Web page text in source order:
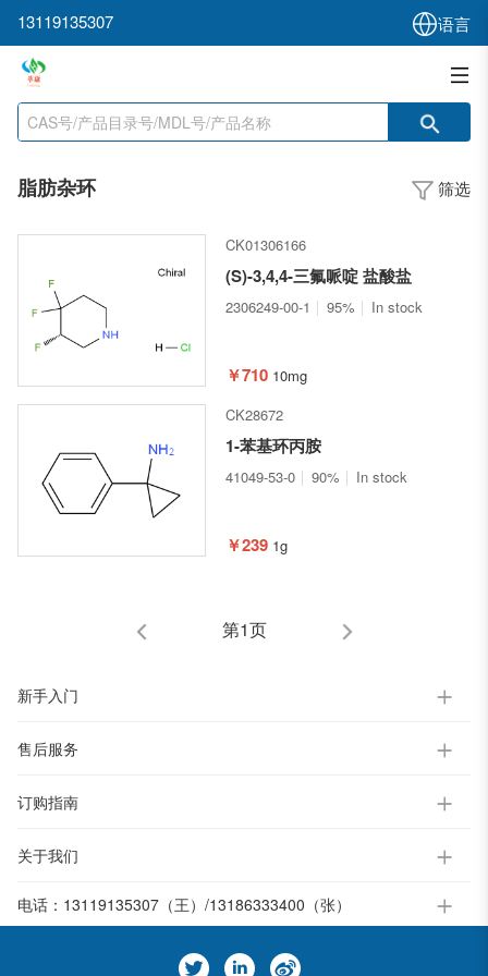
13119135307 语言
脂肪杂环 筛选
CK01306166
(S)-3,4,4-三氟哌啶 盐酸盐
2306249-00-1 95% In stock
￥710 10mg
CK28672
1-苯基环丙胺
41049-53-0 90% In stock
￥239 1g
第1页
新手入门
售后服务
订购指南
关于我们
电话： 13119135307（王）/13186333400（张）